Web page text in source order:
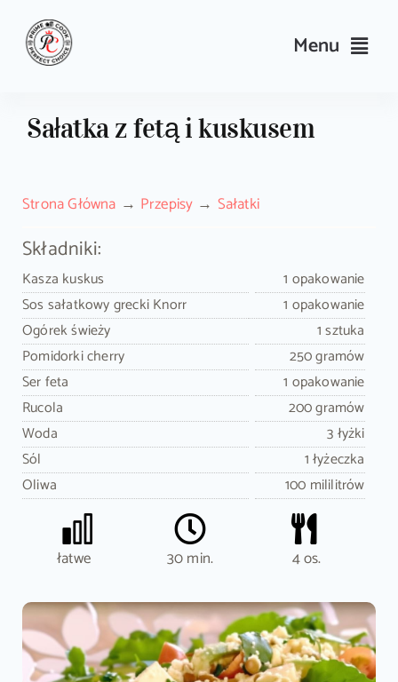
content
Menu
Przepisy
Wyposażenie
Search
for:
Sklep PrimeCook
Sałatka z fetą i kuskusem
Strona Główna Przepisy Sałatki
Składniki:
Kasza kuskus
1 opakowanie
Sos sałatkowy grecki Knorr
1 opakowanie
Ogórek świeży
1 sztuka
Pomidorki cherry
250 gramów
Ser feta
1 opakowanie
Rucola
200 gramów
Woda
3 łyżki
Sól
1 łyżeczka
Oliwa
100 mililitrów
łatwe 30 min. 4 os.